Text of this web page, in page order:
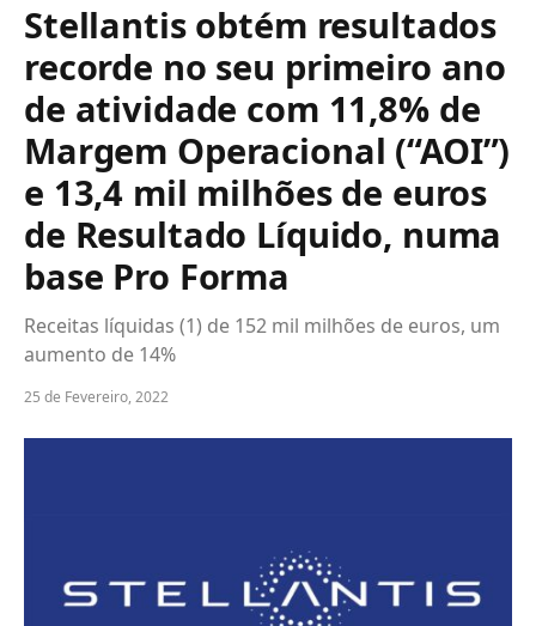
Stellantis obtém resultados
recorde no seu primeiro ano
de atividade com 11,8% de
Margem Operacional (“AOI”)
e 13,4 mil milhões de euros
de Resultado Líquido, numa
base Pro Forma
Receitas líquidas (1) de 152 mil milhões de euros, um
aumento de 14%
25 de Fevereiro, 2022